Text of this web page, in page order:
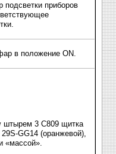
приборов
в положение ON.
штырем 3 C809 щитка
GG14 (оранжевой),
«массой».